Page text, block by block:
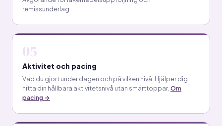
remissunderlag.
05
Aktivitet och pacing
Vad du gjort under dagen och på vilken nivå. Hjälper dig
hitta din hållbara aktivitetsnivå utan smärttoppar. Om
pacing →